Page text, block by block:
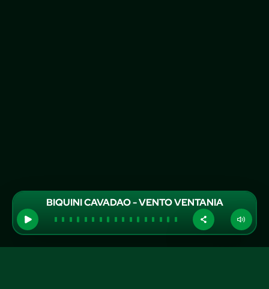
BIQUINI CAVADAO - VENTO VENTANIA